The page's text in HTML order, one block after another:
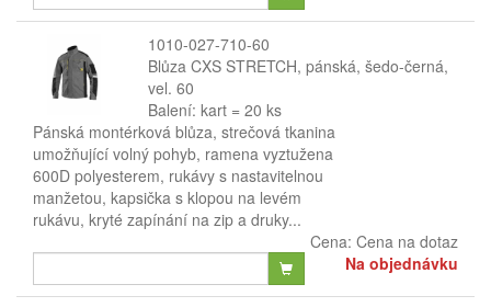
1010-027-710-60
Blůza CXS STRETCH, pánská, šedo-černá,
vel. 60
Balení: kart = 20 ks
Pánská montérková blůza, strečová tkanina
umožňující volný pohyb, ramena vyztužena
600D polyesterem, rukávy s nastavitelnou
manžetou, kapsička s klopou na levém
rukávu, kryté zapínání na zip a druky...
Cena: Cena na dotaz
Na objednávku